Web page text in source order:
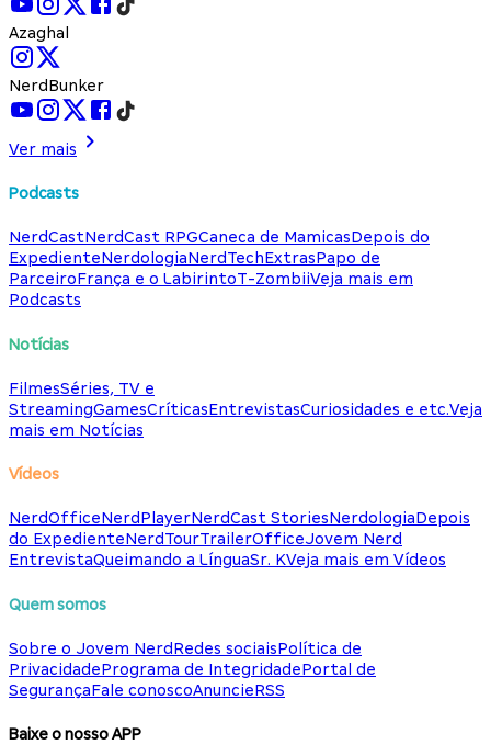
Azaghal
NerdBunker
Ver mais
Podcasts
NerdCastNerdCast RPGCaneca de MamicasDepois do
ExpedienteNerdologiaNerdTechExtrasPapo de
ParceiroFrança e o LabirintoT-ZombiiVeja mais em
Podcasts
Notícias
FilmesSéries, TV e
StreamingGamesCríticasEntrevistasCuriosidades e etc.Veja
mais em Notícias
Vídeos
NerdOfficeNerdPlayerNerdCast StoriesNerdologiaDepois
do ExpedienteNerdTourTrailerOfficeJovem Nerd
EntrevistaQueimando a LínguaSr. KVeja mais em Vídeos
Quem somos
Sobre o Jovem NerdRedes sociaisPolítica de
PrivacidadePrograma de IntegridadePortal de
SegurançaFale conoscoAnuncieRSS
Baixe o nosso APP